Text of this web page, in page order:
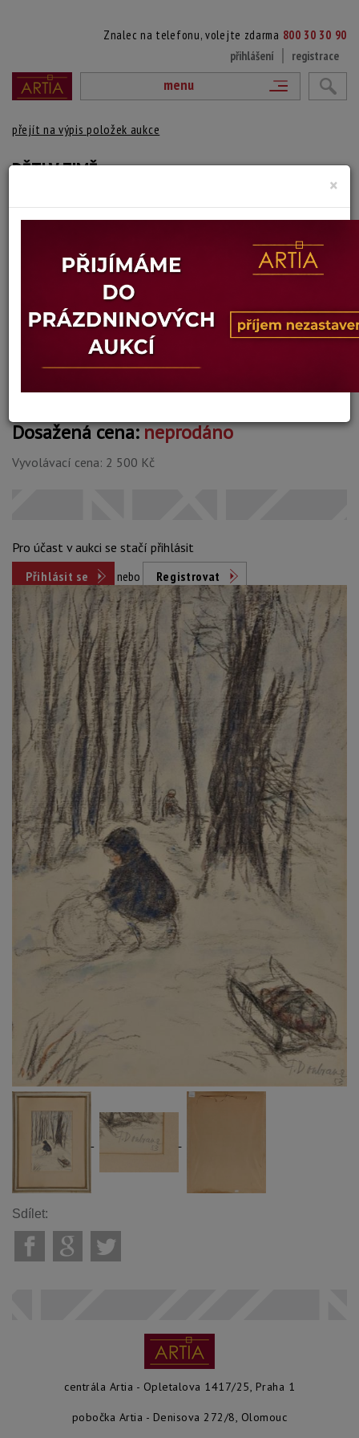
Znalec na telefonu, volejte zdarma 800 30 30 90
přihlášení
registrace
menu
přejít na výpis položek aukce
DĚTI V ZIMĚ
Autor:František Doubrava
signováno a datováno vpravo dole, paspartováno, zaskleno a rámováno
Technika: kombinovaná technika, datace: 1953
Šířka: 30 cm, výška: 44 cm, rámování: 73 x 57 cm
Stav: dobrý
09.07.2026 20:01 SELČ
Dosažená cena:neprodáno
Vyvolávací cena: 2 500 Kč
Pro účast v aukci se stačí přihlásit
Přihlásit se
nebo Registrovat
Sdílet:
centrála Artia - Opletalova 1417/25, Praha 1
pobočka Artia - Denisova 272/8, Olomouc
×